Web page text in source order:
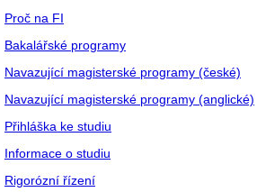
Proč na FI
Bakalářské programy
Navazující magisterské programy (české)
Navazující magisterské programy (anglické)
Přihláška ke studiu
Informace o studiu
Rigorózní řízení